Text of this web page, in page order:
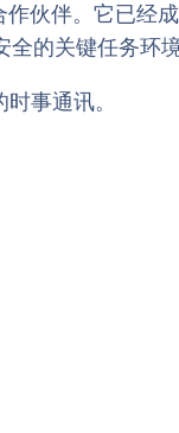
作伙伴。它已
的关键任务环境
事通讯。